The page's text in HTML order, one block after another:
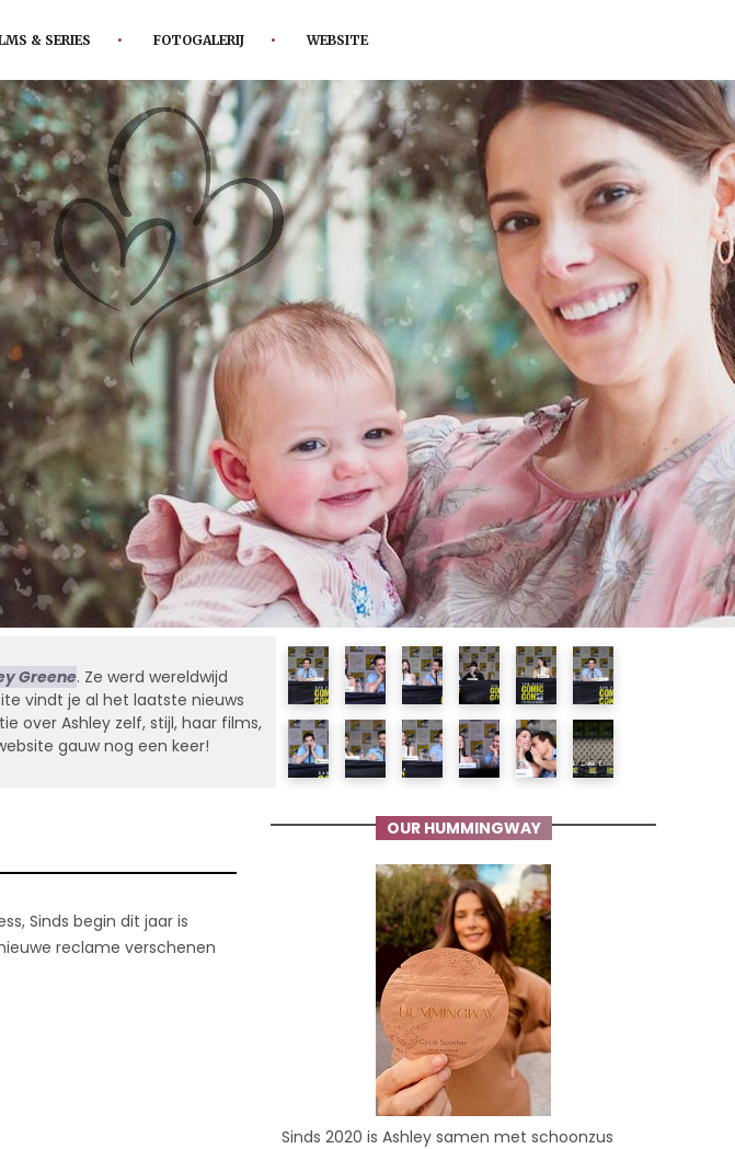
& SERIES FOTOGALERIJ WEBSITE
Greene. Ze werd wereldwijd
vindt je al het laatste nieuws
over Ashley zelf, stijl, haar films,
gauw nog een keer!
OUR HUMMINGWAY
Sinds 2020 is Ashley samen met schoonzus
Sinds begin dit jaar is
reclame verschenen